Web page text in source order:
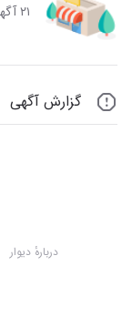
۲۱ آگهی فعال
گزارش آگهی
دربارهٔ دیوار